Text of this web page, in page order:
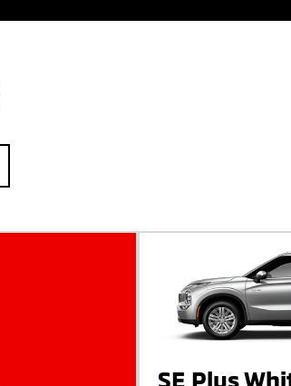
SE Plus